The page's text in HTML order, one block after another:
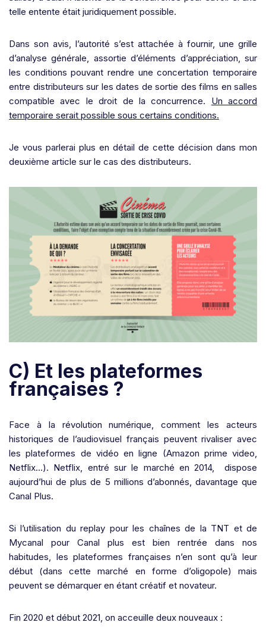
telle entente était juridiquement possible.
Dans son avis, l’autorité s’est attachée à fournir, une grille
d’analyse générale, assortie d’éléments d’appréciation, sur
les conditions pouvant rendre une concertation temporaire
entre distributeurs sur les dates de sortie des films en salles
compatible avec le droit de la concurrence. Un accord
temporaire serait possible sous certains conditions.
Je vous parlerai plus en détail de cette décision dans mon
deuxième article sur le cas des distributeurs.
C) Et les plateformes
françaises ?
Face à la révolution numérique, comment les acteurs
historiques de l’audiovisuel français peuvent rivaliser avec
les plateformes de vidéo en ligne (Amazon prime video,
Netflix…). Netflix, entré sur le marché en 2014, dispose
aujourd’hui de plus de 5 millions d’abonnés, davantage que
Canal Plus.
Si l’utilisation du replay pour les chaînes de la TNT et de
Mycanal pour Canal plus est bien rentrée dans nos
habitudes, les plateformes françaises n’en sont qu’à leur
début (dans cette marché en forme d’oligopole) mais
peuvent se démarquer en étant créatif et novateur.
Fin 2020 et début 2021, on acceuille deux nouveaux :